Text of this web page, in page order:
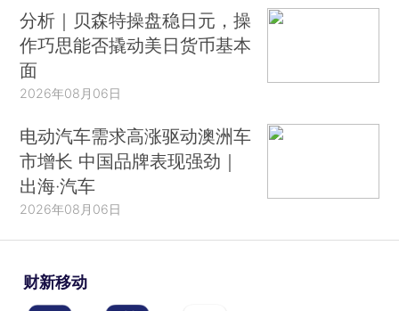
分析｜贝森特操盘稳日元，操
作巧思能否撬动美日货币基本
面
2026年08月06日
电动汽车需求高涨驱动澳洲车
市增长 中国品牌表现强劲｜
出海·汽车
2026年08月06日
财新移动